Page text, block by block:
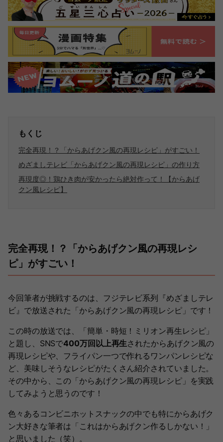
もくじ
完全再現！？「からあげクン風の再現レシピ」がすごい！
めざましテレビ「からあげクン風の再現レシピ」の作り方
再現度◎！鶏ひき肉が安かったら絶対作って！【からあげ
クン風レシピ】
完全再現！？「からあげクン風の再現レシ
ピ」がすごい！
今回筆者が挑戦するのは、フジテレビ系列『めざましテレ
ビ』で放送された「からあげクン風の再現レシピ」です！
この時の放送では、「簡単・時短！ミリオン再生レシピ」
と題し、SNSで400万回以上再生されたからあげクン風の
再現レシピや、フライパン一つで作れるワンパンレシピな
ど、美味しそうなレシピがたくさん紹介されていました。
その中から、この「からあげクン風の再現レシピ」を実践
してみようと思うのです！
色々あるコンビニホットスナックの中でも特にからあげク
ン大好きな筆者は「これはからあげクン作るしかない！」
と思いました（笑）。